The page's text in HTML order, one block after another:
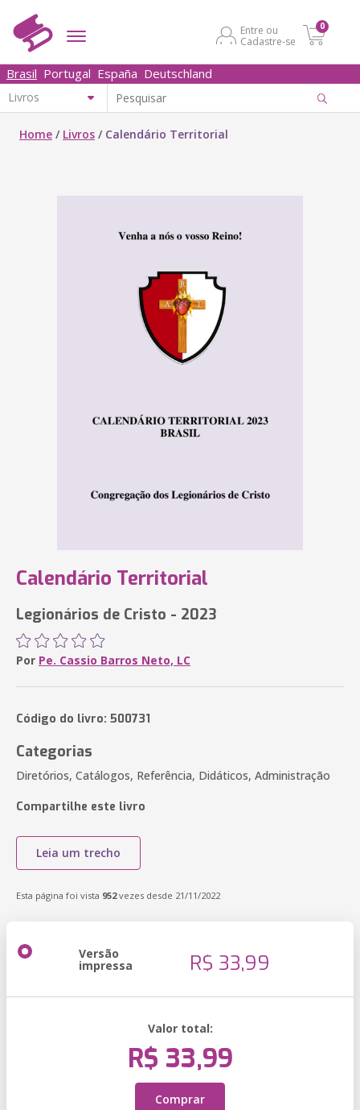
Entre ou
Cadastre-se
0
Brasil Portugal España Deutschland
Home / Livros / Calendário Territorial
Calendário Territorial
Legionários de Cristo - 2023
Por Pe. Cassio Barros Neto, LC
Código do livro: 500731
Categorias
Diretórios, Catálogos, Referência, Didáticos, Administração
Compartilhe este livro
Leia um trecho
Esta página foi vista 952vezes desde 21/11/2022
Versão
impressa R$ 33,99
Valor total:
R$ 33,99
Comprar